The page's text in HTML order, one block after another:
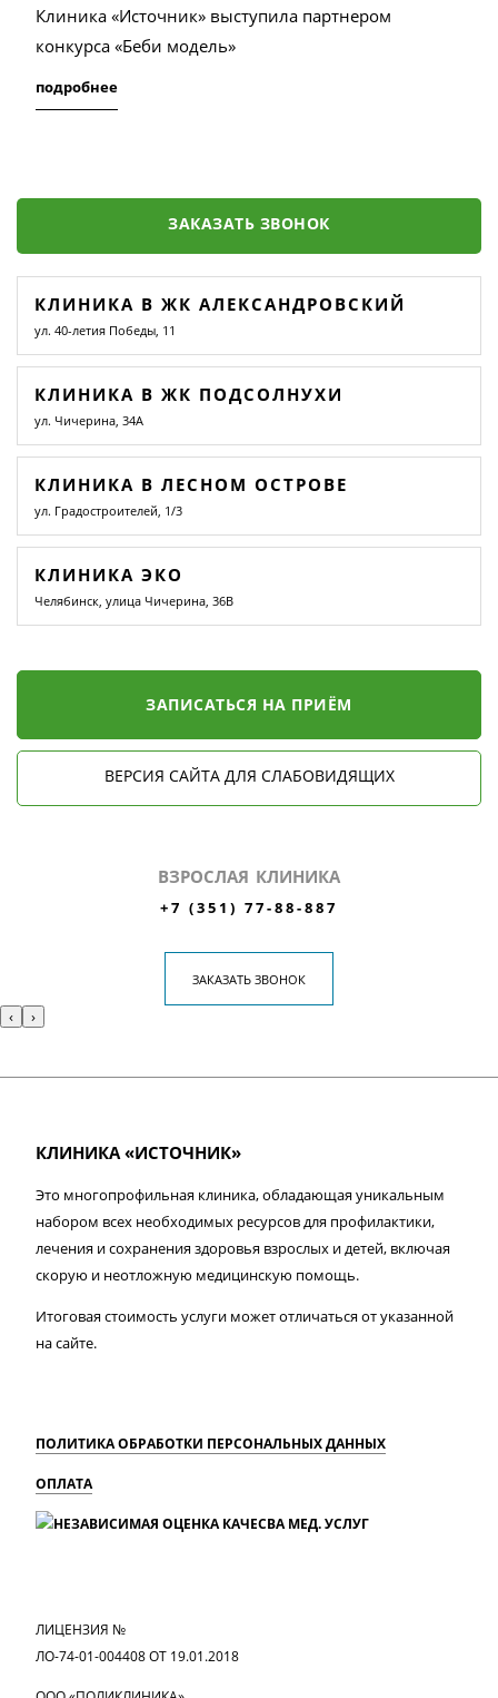
Клиника «Источник» выступила партнером
конкурса «Беби модель»
подробнее
ЗАКАЗАТЬ ЗВОНОК
КЛИНИКА В ЖК АЛЕКСАНДРОВСКИЙ
ул. 40-летия Победы, 11
КЛИНИКА В ЖК ПОДСОЛНУХИ
ул. Чичерина, 34А
КЛИНИКА В ЛЕСНОМ ОСТРОВЕ
ул. Градостроителей, 1/3
КЛИНИКА ЭКО
Челябинск, улица Чичерина, 36В
ЗАПИСАТЬСЯ НА ПРИЁМ
ВЕРСИЯ САЙТА ДЛЯ СЛАБОВИДЯЩИХ
ВЗРОСЛАЯ КЛИНИКА
+7 (351) 77-88-887
ЗАКАЗАТЬ ЗВОНОК
‹ ›
КЛИНИКА «ИСТОЧНИК»
Это многопрофильная клиника, обладающая уникальным
набором всех необходимых ресурсов для профилактики,
лечения и сохранения здоровья взрослых и детей, включая
скорую и неотложную медицинскую помощь.
Итоговая стоимость услуги может отличаться от указанной
на сайте.
ПОЛИТИКА ОБРАБОТКИ ПЕРСОНАЛЬНЫХ ДАННЫХ
ОПЛАТА
ЛИЦЕНЗИЯ №
ЛО-74-01-004408 ОТ 19.01.2018